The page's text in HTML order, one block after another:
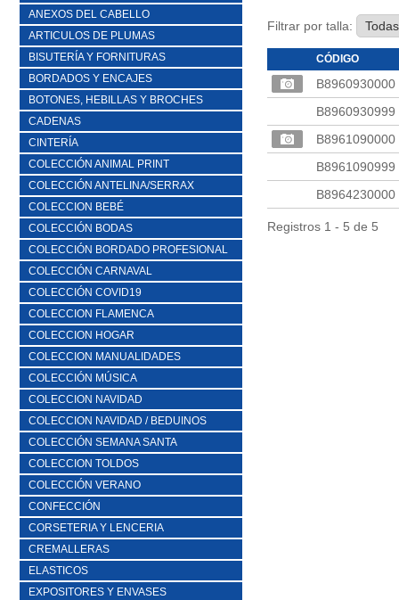
ANEXOS DEL CABELLO
ARTICULOS DE PLUMAS
BISUTERÍA Y FORNITURAS
BORDADOS Y ENCAJES
BOTONES, HEBILLAS Y BROCHES
CADENAS
CINTERÍA
COLECCIÓN ANIMAL PRINT
COLECCIÓN ANTELINA/SERRAX
COLECCION BEBÉ
COLECCIÓN BODAS
COLECCIÓN BORDADO PROFESIONAL
COLECCIÓN CARNAVAL
COLECCIÓN COVID19
COLECCION FLAMENCA
COLECCION HOGAR
COLECCION MANUALIDADES
COLECCIÓN MÚSICA
COLECCION NAVIDAD
COLECCION NAVIDAD / BEDUINOS
COLECCIÓN SEMANA SANTA
COLECCION TOLDOS
COLECCIÓN VERANO
CONFECCIÓN
CORSETERIA Y LENCERIA
CREMALLERAS
ELASTICOS
EXPOSITORES Y ENVASES
Filtrar por talla:
CÓDIGO
B8960930000
B8960930999
B8961090000
B8961090999
B8964230000
Registros 1 - 5 de 5